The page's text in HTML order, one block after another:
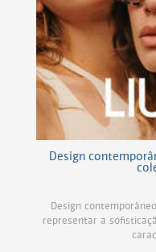
Design
Design
representar a